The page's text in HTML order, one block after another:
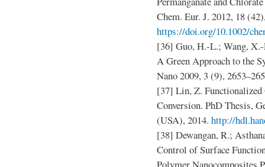
Chem. Eur. J. 2012, 18
https://doi.org/10.1002/
[36] Guo, H.-L.; Wang,
A Green Approach to the
Nano 2009, 3 (9),
[37] Lin, Z. Functionalized
Conversion. PhD Thesis,
(USA), 2014. http://
[38] Dewangan, R.;
Control of Surface